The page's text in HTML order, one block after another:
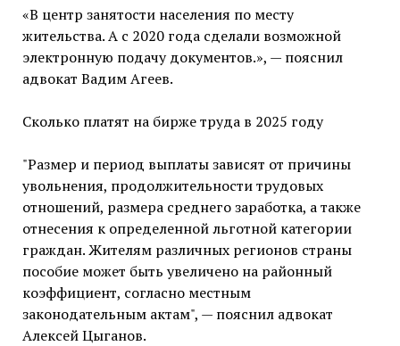
«В центр занятости населения по месту
жительства. А с 2020 года сделали возможной
электронную подачу документов.», — пояснил
адвокат Вадим Агеев.
Сколько платят на бирже труда в 2025 году
"Размер и период выплаты зависят от причины
увольнения, продолжительности трудовых
отношений, размера среднего заработка, а также
отнесения к определенной льготной категории
граждан. Жителям различных регионов страны
пособие может быть увеличено на районный
коэффициент, согласно местным
законодательным актам", — пояснил адвокат
Алексей Цыганов.